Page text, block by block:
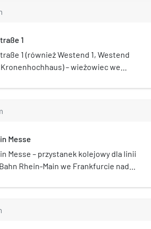
1
1 (również Westend 1, Westend
– wieżowiec we
53 piętra. Jego budowa została
Messe
Messe – przystanek kolejowy dla linii
Bahn Rhein-Main we Frankfurcie nad